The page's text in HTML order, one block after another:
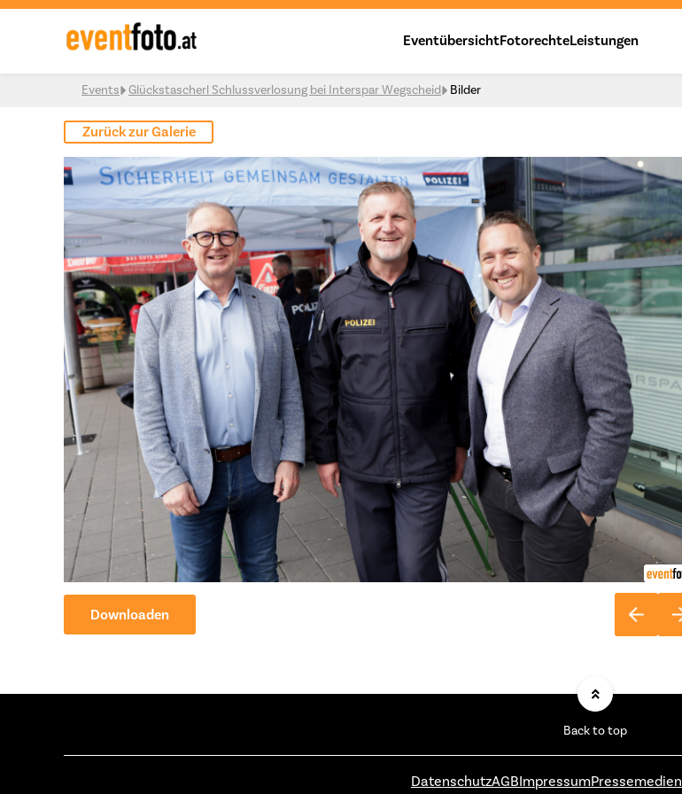
Skip to content
EventübersichtFotorechteLeistungen
Events Glückstascherl Schlussverlosung bei Interspar Wegscheid Bilder
Zurück zur Galerie
Downloaden
Back to top
DatenschutzAGBImpressumPressemedien